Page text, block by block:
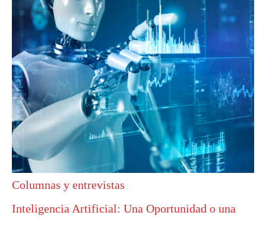
Columnas y entrevistas
Inteligencia Artificial: Una Oportunidad o una